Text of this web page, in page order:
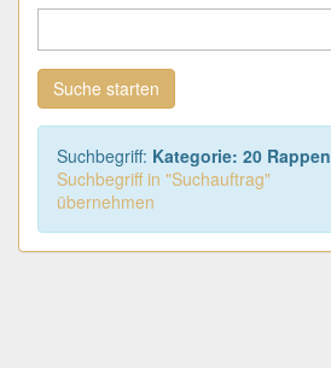
Suche starten
Suchbegriff: Kategorie: 20 Rappen
Suchbegriff in "Suchauftrag"
übernehmen